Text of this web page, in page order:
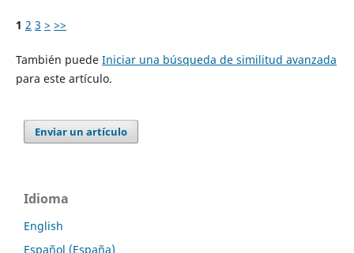
1 2 3 > >>
También puede Iniciar una búsqueda de similitud avanzada
para este artículo.
Enviar un artículo
Idioma
English
Español (España)